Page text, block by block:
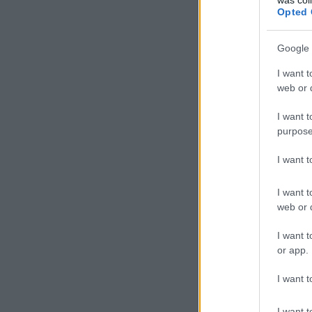
Opted
Google
I want
web or
I want
I want
I want
web or
I want
or app.
I want
Az egykori
Town játékosa
gólkirály lett.
Tottenham
válogatottban
Tottenham
Önéletrajzi